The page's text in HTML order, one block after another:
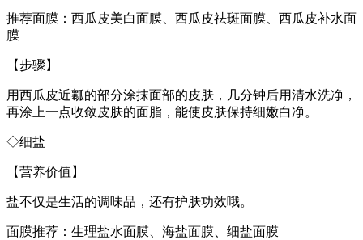
推荐面膜：西瓜皮美白面膜、西瓜皮祛斑面膜、西瓜皮补水面
膜
【步骤】
用西瓜皮近瓤的部分涂抹面部的皮肤，几分钟后用清水洗净，
再涂上一点收敛皮肤的面脂，能使皮肤保持细嫩白净。
◇细盐
【营养价值】
盐不仅是生活的调味品，还有护肤功效哦。
面膜推荐：生理盐水面膜、海盐面膜、细盐面膜